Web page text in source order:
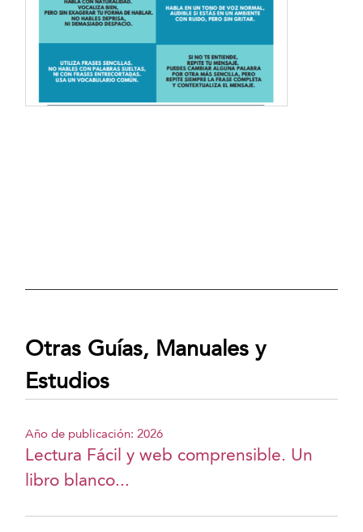
Otras Guías, Manuales y
Estudios
Año de publicación: 2026
Lectura Fácil y web comprensible. Un
libro blanco...